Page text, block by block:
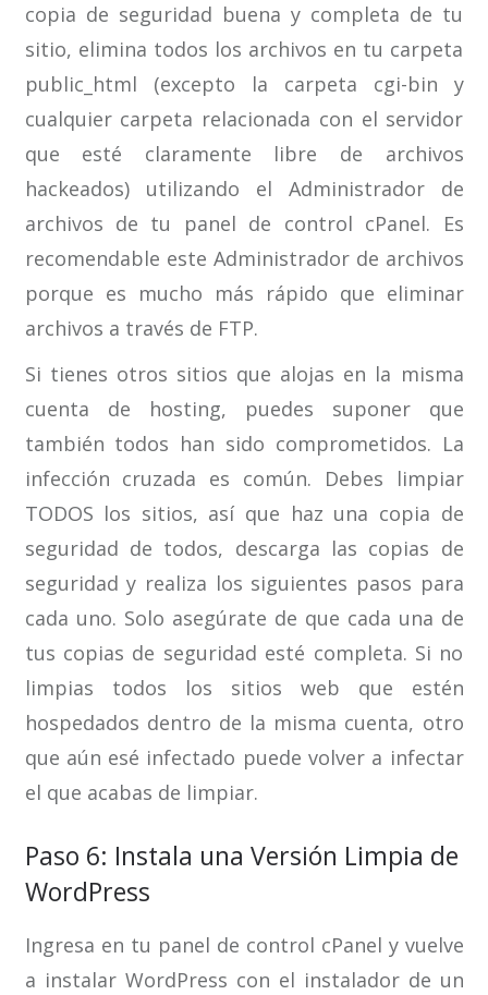
copia de seguridad buena y completa de tu
sitio, elimina todos los archivos en tu carpeta
public_html (excepto la carpeta cgi-bin y
cualquier carpeta relacionada con el servidor
que esté claramente libre de archivos
hackeados) utilizando el Administrador de
archivos de tu panel de control cPanel. Es
recomendable este Administrador de archivos
porque es mucho más rápido que eliminar
archivos a través de FTP.
Si tienes otros sitios que alojas en la misma
cuenta de hosting, puedes suponer que
también todos han sido comprometidos. La
infección cruzada es común. Debes limpiar
TODOS los sitios, así que haz una copia de
seguridad de todos, descarga las copias de
seguridad y realiza los siguientes pasos para
cada uno. Solo asegúrate de que cada una de
tus copias de seguridad esté completa. Si no
limpias todos los sitios web que estén
hospedados dentro de la misma cuenta, otro
que aún esé infectado puede volver a infectar
el que acabas de limpiar.
Paso 6: Instala una Versión Limpia de
WordPress
Ingresa en tu panel de control cPanel y vuelve
a instalar WordPress con el instalador de un